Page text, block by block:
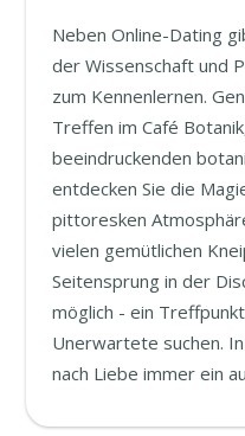
Neben Online-Dating
der Wissenschaft und
zum Kennenlernen.
Treffen im Café
beeindruckenden
entdecken Sie die
pittoresken
vielen gemütlichen
Seitensprung in der
möglich - ein
Unerwartete suchen.
nach Liebe immer ein